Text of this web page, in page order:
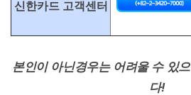
신한카드 고객센터
본인이 아닌경우는 어려울 수 있
다!